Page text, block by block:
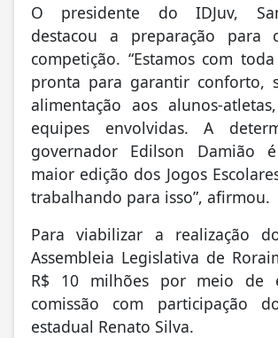
O presidente do IDJuv,
destacou a preparação
competição. “Estamos com
pronta para garantir conforto,
alimentação aos alunos-
equipes envolvidas. A
governador Edilson Damião
maior edição dos Jogos
trabalhando para isso”, afirmou.
Para viabilizar a realização
Assembleia Legislativa de
R$ 10 milhões por meio de
comissão com participação
estadual Renato Silva.